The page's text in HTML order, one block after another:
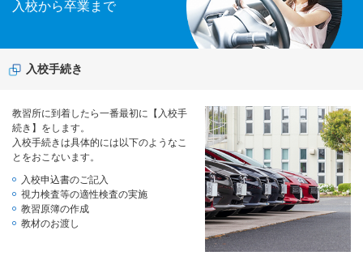
入校から卒業まで
入校手続き
教習所に到着したら一番最初に【入校手
続き】をします。
入校手続きは具体的には以下のようなこ
とをおこないます。
入校申込書のご記入
視力検査等の適性検査の実施
教習原簿の作成
教材のお渡し